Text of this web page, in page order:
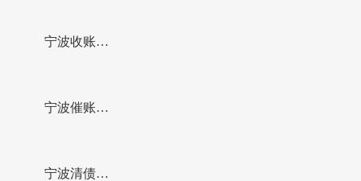
纷
十余年的邻
里地界纠纷
一起邻里土
地边界纠纷
司高效调处
一起涉及5名
务工人员欠
宁波收账公
司成功化解
一起农村临
宁波催账公
司成功化解
宁波清债公